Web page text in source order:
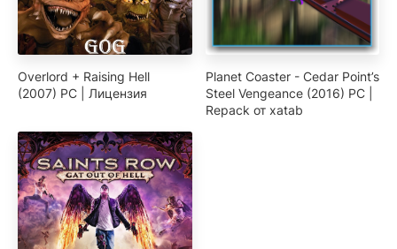
Overlord + Raising Hell
(2007) PC | Лицензия
Planet Coaster - Cedar Point’s
Steel Vengeance (2016) PC |
Repack от xatab